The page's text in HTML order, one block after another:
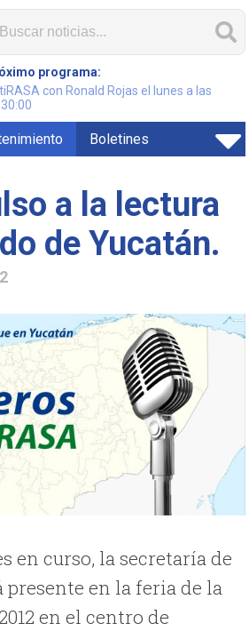
programa:
con Ronald Rojas el lunes a las
Boletines
a la lectura
de Yucatán.
en curso, la secretaría de
presente en la feria de la
en el centro de